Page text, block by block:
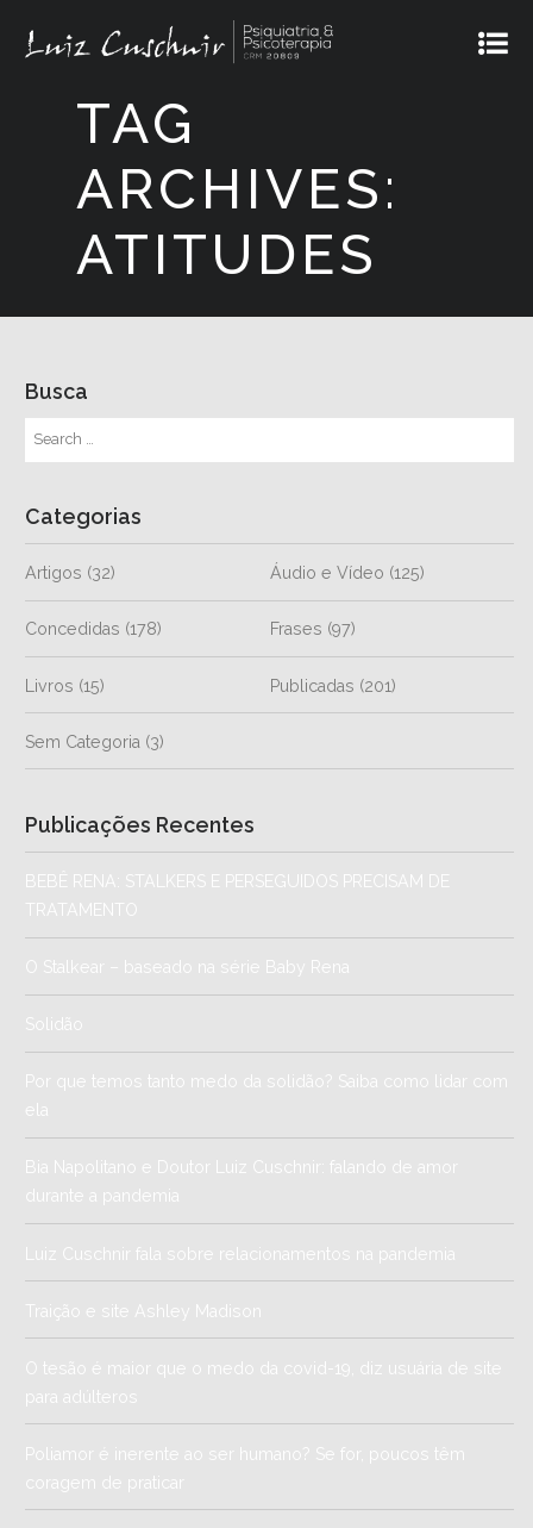
TAG
ARCHIVES:
ATITUDES
Busca
Categorias
Artigos (32) Áudio e Vídeo (125)
Concedidas (178) Frases (97)
Livros (15) Publicadas (201)
Sem Categoria (3)
Publicações Recentes
BEBÊ RENA: STALKERS E PERSEGUIDOS PRECISAM DE
TRATAMENTO
O Stalkear – baseado na série Baby Rena
Solidão
Por que temos tanto medo da solidão? Saiba como lidar com
ela
Bia Napolitano e Doutor Luiz Cuschnir: falando de amor
durante a pandemia
Luiz Cuschnir fala sobre relacionamentos na pandemia
Traição e site Ashley Madison
O tesão é maior que o medo da covid-19, diz usuária de site
para adúlteros
Poliamor é inerente ao ser humano? Se for, poucos têm
coragem de praticar